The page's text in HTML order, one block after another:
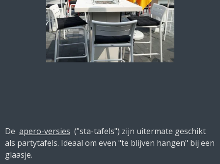
De apero-versies ("sta-tafels") zijn uitermate geschikt
als partytafels. Ideaal om even "te blijven hangen" bij een
glaasje.